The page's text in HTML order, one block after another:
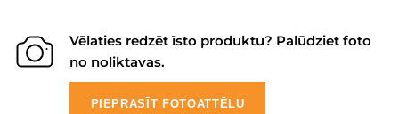
Vēlaties redzēt īsto produktu? Palūdziet foto
no noliktavas.
PIEPRASĪT FOTOATTĒLU